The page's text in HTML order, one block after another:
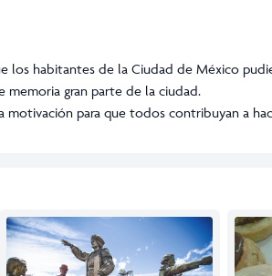
habitantes de la Ciudad de México
gran parte de la ciudad.
para que todos contribuyan a